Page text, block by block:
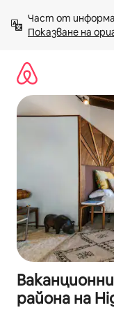
към
съдържанието
Показване на
района на